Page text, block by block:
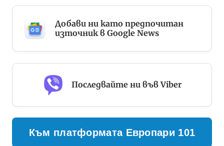
Добави ни като предпочитан
източник в Google News
Последвайте ни във Viber
Към платформата Европари 101